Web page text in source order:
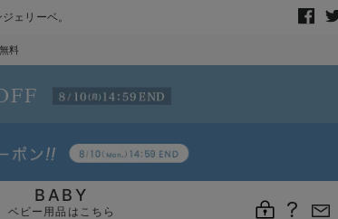
ェリーベ。
料
BABY
ベビー用品はこちら